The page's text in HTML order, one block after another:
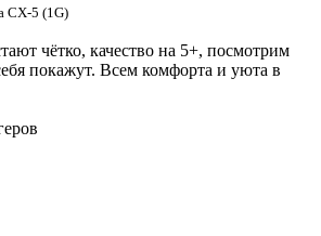
CX-5 (1G)
чётко, качество на 5+, посмотрим
покажут. Всем комфорта и уюта в